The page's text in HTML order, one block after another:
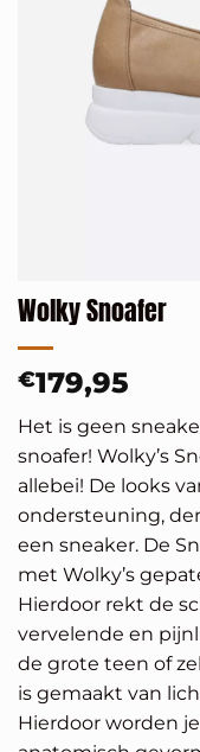
Wolky Snoafer
€179,95
Het is geen
snoafer! Wolky’s
allebei! De looks
ondersteuning,
een sneaker. De
met Wolky’s
Hierdoor rekt de
vervelende en
de grote teen of
is gemaakt van
Hierdoor worden